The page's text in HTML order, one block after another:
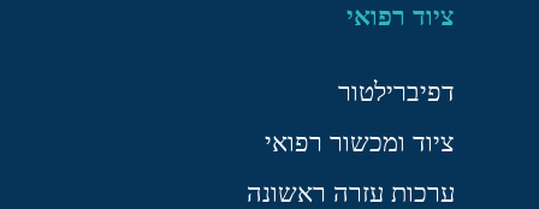
ציוד רפואי
דפיברילטור
ציוד ומכשור רפואי
ערכות עזרה ראשונה